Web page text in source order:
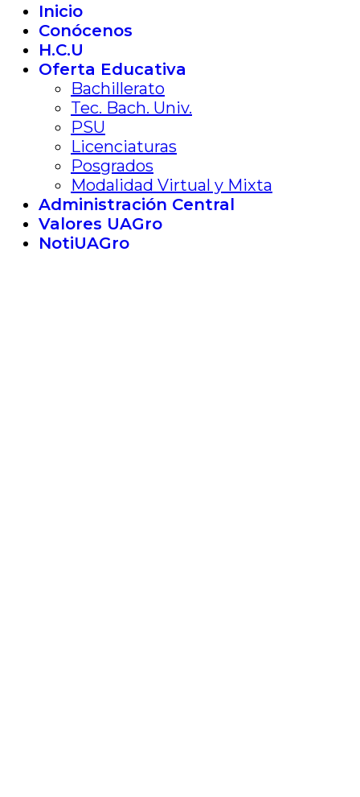
Inicio
Conócenos
H.C.U
Oferta Educativa
Bachillerato
Tec. Bach. Univ.
PSU
Licenciaturas
Posgrados
Modalidad Virtual y Mixta
Administración Central
Valores UAGro
NotiUAGro